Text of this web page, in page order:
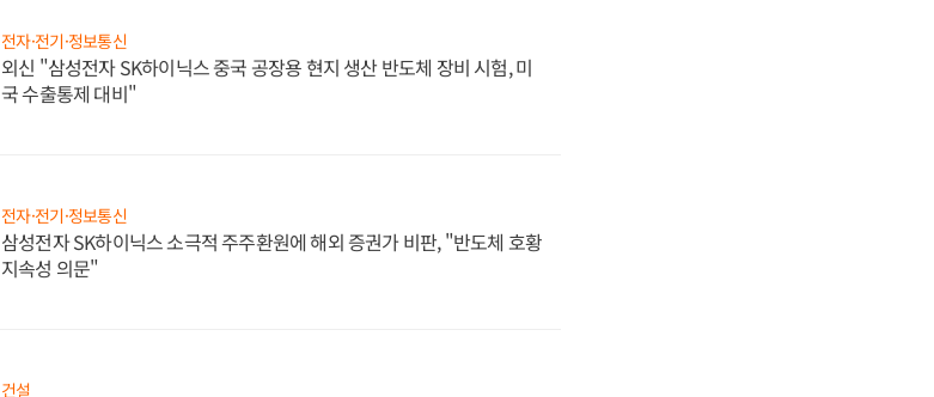
전자·전기·정보통신
외신 "삼성전자 SK하이닉스 중국 공장용 현지 생산 반도체 장비 시험, 미
국 수출통제 대비"
전자·전기·정보통신
삼성전자 SK하이닉스 소극적 주주환원에 해외 증권가 비판, "반도체 호황
지속성 의문"
건설